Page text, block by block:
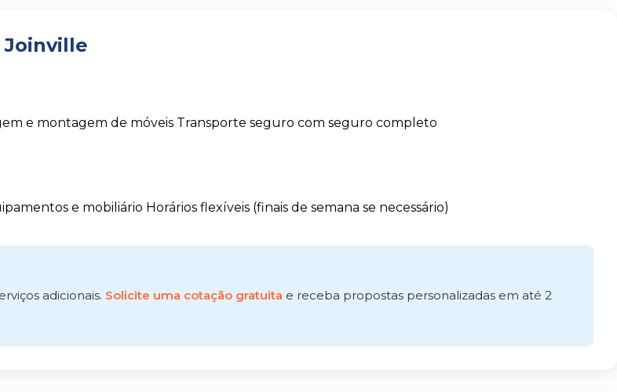
Joinville
e montagem de móveis Transporte seguro com seguro completo
e mobiliário Horários flexíveis (finais de semana se necessário)
adicionais. Solicite uma cotação gratuita e receba propostas personalizadas em até 2